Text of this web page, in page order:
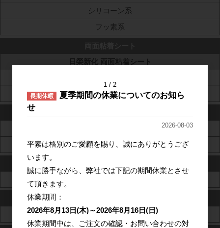
シリコーン系
フッ素系
日榮新化 両面粘着シート
高透明基材レス両面粘着シート MHM-FWD
三菱ガス化学 ユーピロン
東洋紡 テオネックス
1 2
長期休暇
夏季期間の休業についてのお知ら
せ
2026-08-03
平素は格別のご愛顧を賜り、誠にありがとうござ
います。
誠に勝手ながら、弊社では下記の期間休業とさせ
て頂きます。
休業期間：
2026年8月13日(木)～2026年8月16日(日)
休業期間中は、ご注文の確認・お問い合わせの対